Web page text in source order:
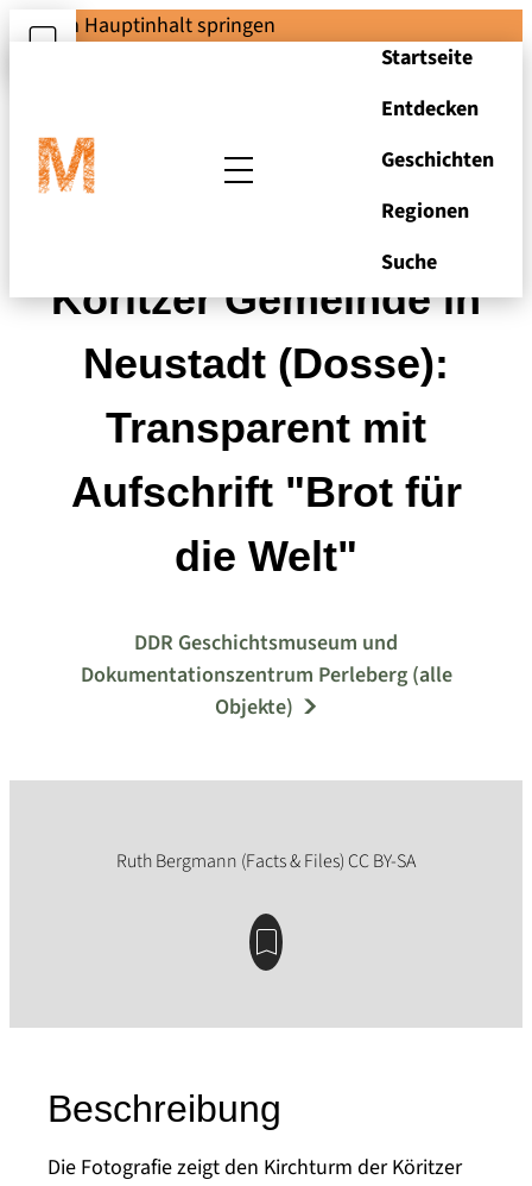
Zum Hauptinhalt springen
Startseite
Entdecken
Geschichten
Regionen
Suche
Kirchturm der
Köritzer Gemeinde in
Neustadt (Dosse):
Transparent mit
Aufschrift "Brot für
die Welt"
DDR Geschichtsmuseum und
Dokumentationszentrum Perleberg (alle
Objekte)
Beschreibung
Die Fotografie zeigt den Kirchturm der Köritzer